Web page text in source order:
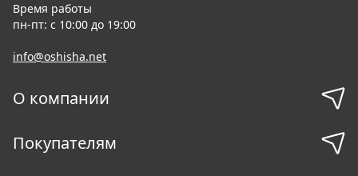
Время работы
пн-пт: с 10:00 до 19:00
info@oshisha.net
О компании
Покупателям